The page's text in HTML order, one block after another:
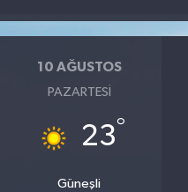
10 AĞUSTOS
PAZARTESI
23°
Güneşli